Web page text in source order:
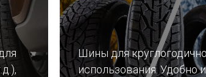
Шины для
использования. Удобно и